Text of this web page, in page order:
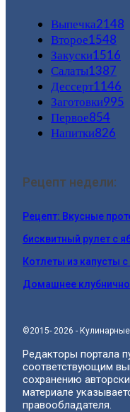
Выпечка2148
Второе1548
Закуски1516
Салаты1387
Дессерт1146
Заготовки995
Первое854
Напитки826
Рецепт недели:
Рецепт: Вкусные
бисквитный рулет с
Котлеты из капусты
Домашнее
©2015- 2026 -
Редакторы портала
соответствующим
сохранению
материале
правообладателя.